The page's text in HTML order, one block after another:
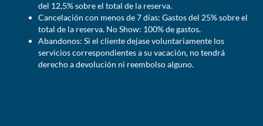
del 12,5% sobre el total de la reserva.
Cancelación con menos de 7 días: Gastos del 25% sobre el
total de la reserva. No Show: 100% de gastos.
Abandonos: Si el cliente dejase voluntariamente los
servicios correspondientes a su vacación, no tendrá
derecho a devolución ni reembolso alguno.